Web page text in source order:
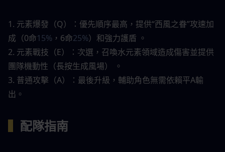
1. 元素爆發（Q）：優先順序最高，提供“西風之眷”攻速加
成（0命15% ，6命25%）和強力護盾 。
2. 元素戰技（E）：次選，召喚水元素領域造成傷害並提供
團隊機動性（長按生成風場） 。
3. 普通攻擊（A）：最後升級，輔助角色無需依賴平A輸
出。
配隊指南